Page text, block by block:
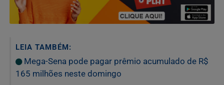
LEIA TAMBÉM:
Mega-Sena pode pagar prêmio acumulado de R$
165 milhões neste domingo